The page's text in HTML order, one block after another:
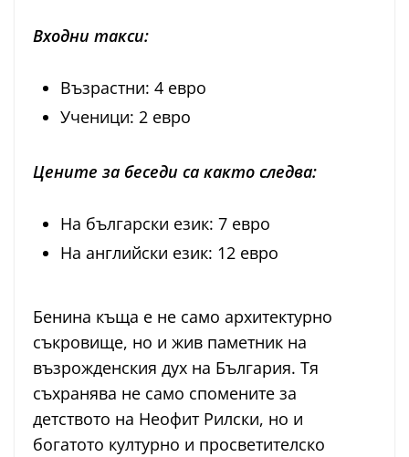
Входни такси:
Възрастни: 4 евро
Ученици: 2 евро
Цените за беседи са както следва:
На български език: 7 евро
На английски език: 12 евро
Бенина къща е не само архитектурно
съкровище, но и жив паметник на
възрожденския дух на България. Тя
съхранява не само спомените за
детството на Неофит Рилски, но и
богатото културно и просветителско